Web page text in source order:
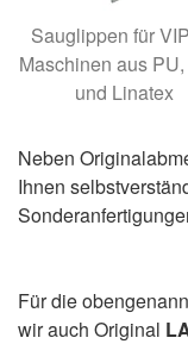
Sauglippen für
Maschinen aus
und Linatex
Neben
Ihnen
Für die
wir auch Original